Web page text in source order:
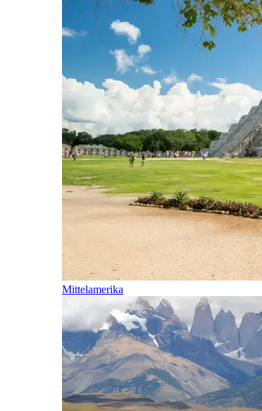
Mittelamerika